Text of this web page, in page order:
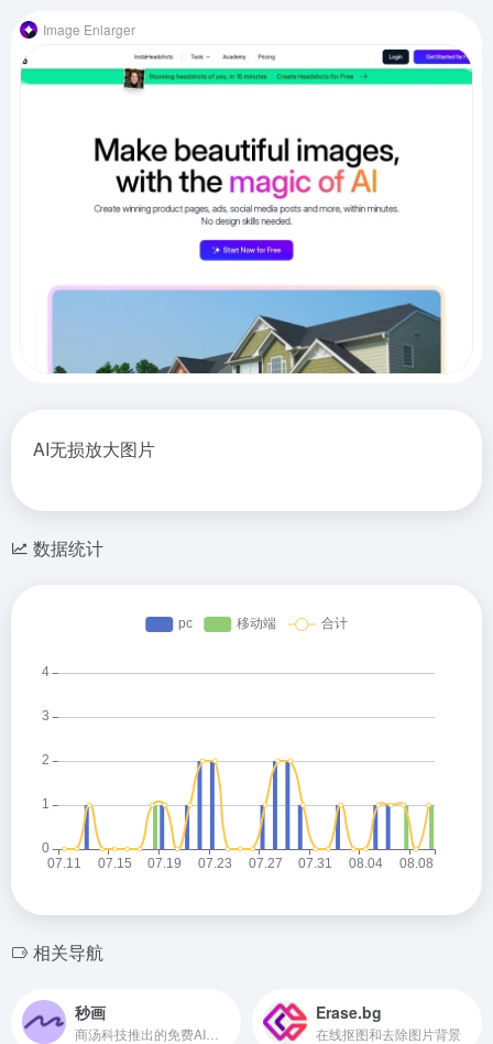
Image Enlarger
AI无损放大图片
数据统计
相关导航
秒画 Erase.bg
在线抠图和去除图片背景